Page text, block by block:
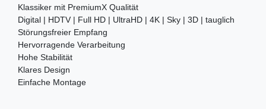
Klassiker mit PremiumX Qualität
Digital | HDTV | Full HD | UltraHD | 4K | Sky | 3D | tauglich
Störungsfreier Empfang
Hervorragende Verarbeitung
Hohe Stabilität
Klares Design
Einfache Montage